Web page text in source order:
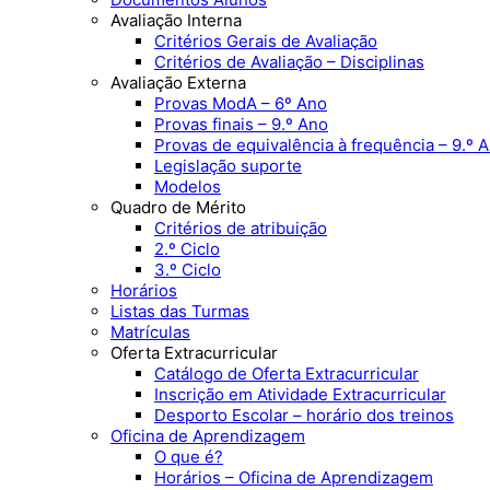
Avaliação Interna
Critérios Gerais de Avaliação
Critérios de Avaliação – Disciplinas
Avaliação Externa
Provas ModA – 6º Ano
Provas finais – 9.º Ano
Provas de equivalência à frequência – 9.º
Legislação suporte
Modelos
Quadro de Mérito
Critérios de atribuição
2.º Ciclo
3.º Ciclo
Horários
Listas das Turmas
Matrículas
Oferta Extracurricular
Catálogo de Oferta Extracurricular
Inscrição em Atividade Extracurricular
Desporto Escolar – horário dos treinos
Oficina de Aprendizagem
O que é?
Horários – Oficina de Aprendizagem